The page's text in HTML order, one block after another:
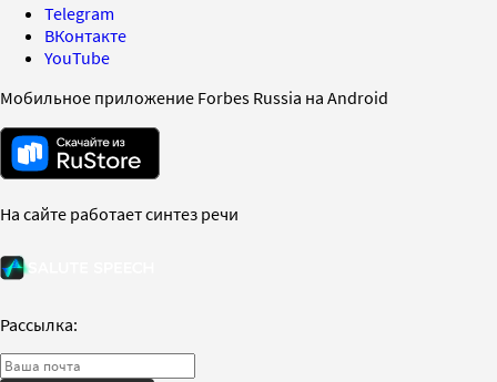
Telegram
ВКонтакте
YouTube
Мобильное приложение Forbes Russia на Android
На сайте работает синтез речи
Рассылка: